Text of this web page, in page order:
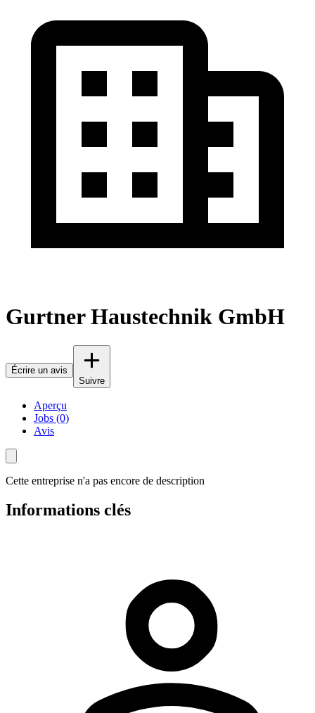
Gurtner Haustechnik GmbH
Écrire un avis
Suivre
Aperçu
Jobs (0)
Avis
Cette entreprise n'a pas encore de description
Informations clés